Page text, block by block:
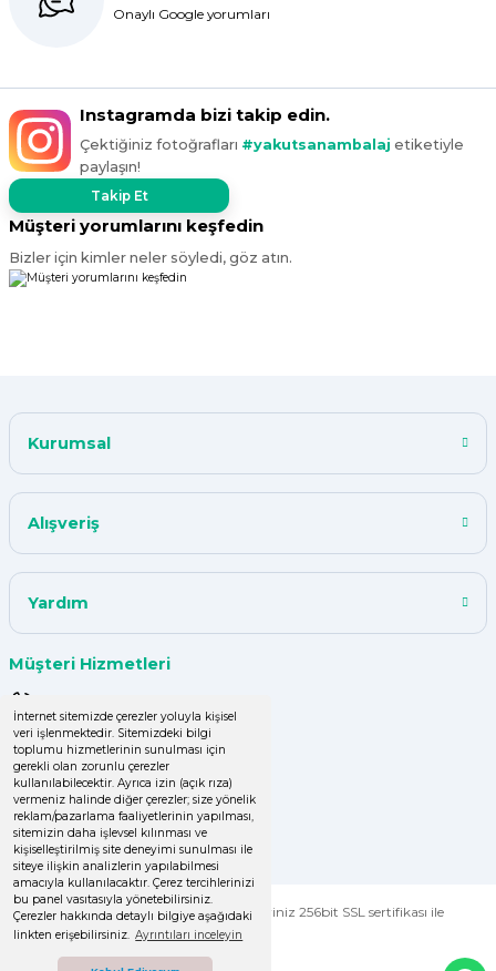
İnternet sitemizde çerezler yoluyla kişisel
veri işlenmektedir. Sitemizdeki bilgi
toplumu hizmetlerinin sunulması için
gerekli olan zorunlu çerezler
kullanılabilecektir. Ayrıca izin (açık rıza)
vermeniz halinde diğer çerezler; size yönelik
reklam/pazarlama faaliyetlerinin yapılması,
sitemizin daha işlevsel kılınması ve
kişiselleştirilmiş site deneyimi sunulması ile
siteye ilişkin analizlerin yapılabilmesi
amacıyla kullanılacaktır. Çerez tercihlerinizi
bu panel vasıtasıyla yönetebilirsiniz.
Çerezler hakkında detaylı bilgiye aşağıdaki
linkten erişebilirsiniz. Ayrıntıları inceleyin
hızlı kargo içinde teşekkürler
kargo hızlı çıkıyor x firma da
fiyatlar daha uygundu ama kalite
yoktu bu kalitede uygunluğa
devam ettikçe sizinleyiz
G... T... | 19/12/2024
Süper hızlı geldi
Ürünler tam istediğim gibi
ismail tunca | 26/07/2024
teşekkür ederim ürün istediğim
Uzun süredir alışveriş yapıyorum
herşey çok iyi kalite ve fiyatları
uygun .Ana son siparişimde ürün
eksik çıktı
GÜLDEN DEMİRCİ | 16/04/2024
Kolay işlem, hızlı sipariş oluşturma,
hızlı kargo
Zeynep Şenbay Gül | 07/04/2024
Onaylı Google yorumları
Instagramda bizi takip edin.
Çektiğiniz fotoğrafları #yakutsanambalaj etiketiyle
paylaşın!
Takip Et
Müşteri yorumlarını keşfedin
Bizler için kimler neler söyledi, göz atın.
Kurumsal
Alışveriş
Yardım
Müşteri Hizmetleri
0 (536) 060 16 65
info@yakutsanambalaj.com.tr
İletişim Bilgilerimiz
© Tüm Hakları Saklıdır. Kredi kartı bilgileriniz 256bit SSL sertifikası ile
korunmaktadır.